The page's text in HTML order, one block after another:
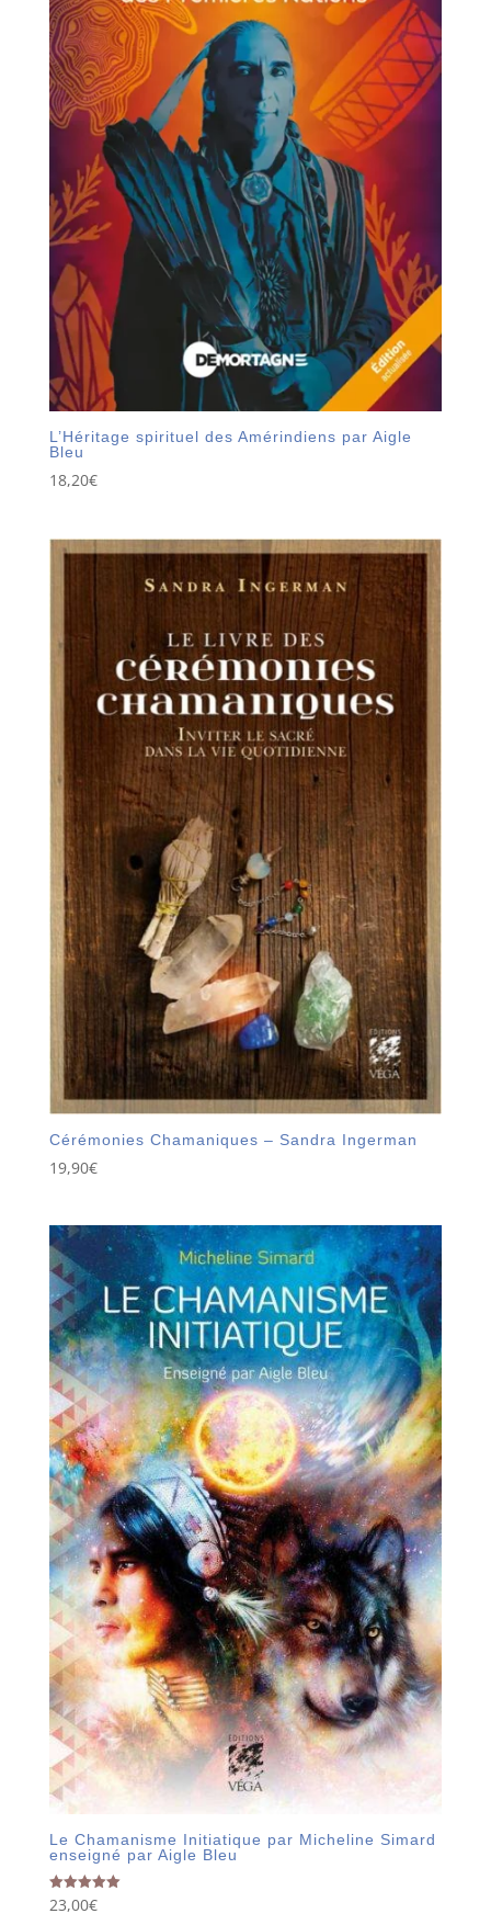
L’Héritage spirituel des Amérindiens par Aigle
Bleu
18,20€
Cérémonies Chamaniques – Sandra Ingerman
19,90€
Le Chamanisme Initiatique par Micheline Simard
enseigné par Aigle Bleu
Note
5.00
23,00€